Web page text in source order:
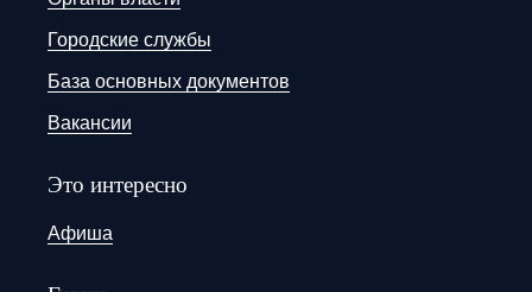
Городские службы
База основных документов
Вакансии
Это интересно
Афиша